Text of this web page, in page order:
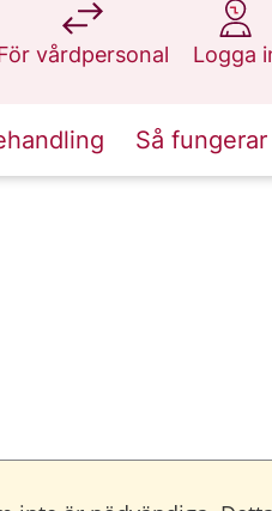
vårdpersonal
på 1177.se
Logga
på
Så